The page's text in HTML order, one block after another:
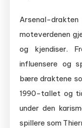
Arsenal-
moteverdenen
og kjendiser.
influensere og
bære draktene
1990-tallet og
under den
spillere som